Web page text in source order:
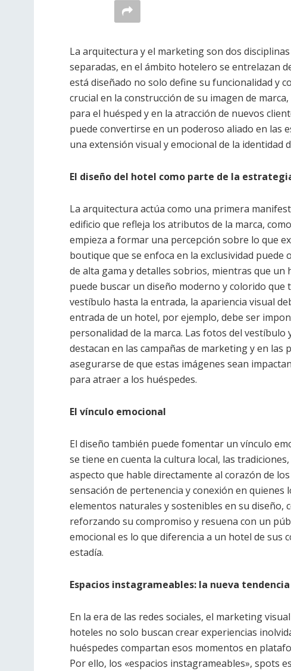
La arquitectura y el marketing son dos
separadas, en el ámbito hotelero se entrelazan
está diseñado no solo define su funcionalidad y
crucial en la construcción de su imagen de
para el huésped y en la atracción de nuevos
puede convertirse en un poderoso aliado en
una extensión visual y emocional de la identidad
El diseño del hotel como parte de la
La arquitectura actúa como una primera
edificio que refleja los atributos de la marca,
empieza a formar una percepción sobre lo que
boutique que se enfoca en la exclusividad
de alta gama y detalles sobrios, mientras que
puede buscar un diseño moderno y colorido que
vestíbulo hasta la entrada, la apariencia visual
entrada de un hotel, por ejemplo, debe ser
personalidad de la marca. Las fotos del vestíbulo
destacan en las campañas de marketing y en
asegurarse de que estas imágenes sean
para atraer a los huéspedes.
El vínculo emocional
El diseño también puede fomentar un vínculo
se tiene en cuenta la cultura local, las
aspecto que hable directamente al corazón de
sensación de pertenencia y conexión en
elementos naturales y sostenibles en su diseño,
reforzando su compromiso y resuena con un
emocional es lo que diferencia a un hotel de sus
estadía.
Espacios instagrameables: la nueva
En la era de las redes sociales, el marketing
hoteles no solo buscan crear experiencias
huéspedes compartan esos momentos en
Por ello, los «espacios instagrameables», spots